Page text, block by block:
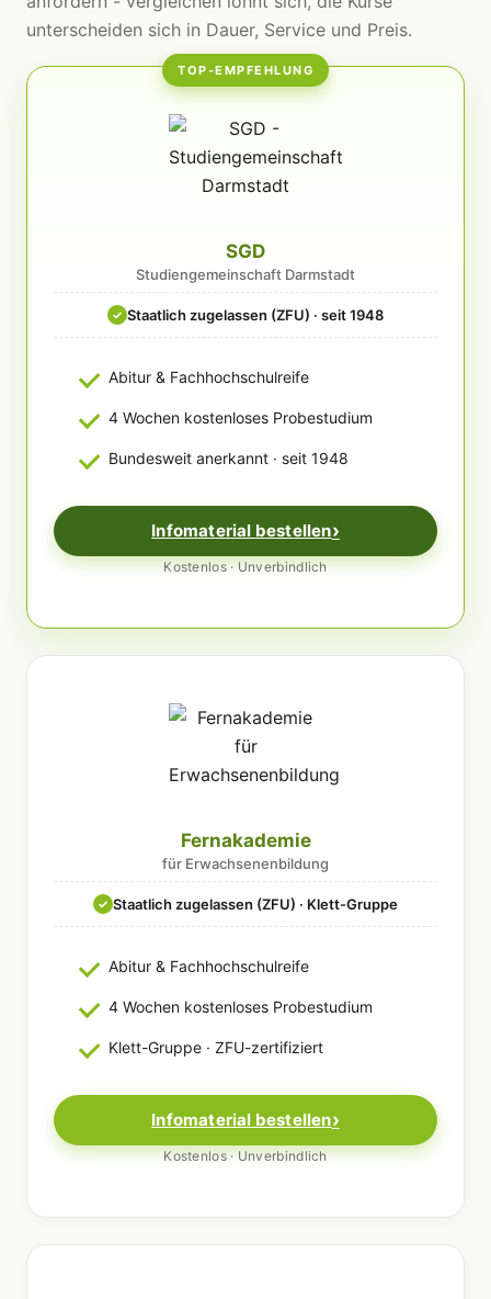
unterscheiden sich in Dauer, Service und Preis.
TOP-EMPFEHLUNG
SGD
Studiengemeinschaft Darmstadt
✓ Staatlich zugelassen (ZFU) · seit 1948
Abitur & Fachhochschulreife
4 Wochen kostenloses Probestudium
Bundesweit anerkannt · seit 1948
Infomaterial bestellen
Kostenlos · Unverbindlich
Fernakademie
für Erwachsenenbildung
✓ Staatlich zugelassen (ZFU) · Klett-Gruppe
Abitur & Fachhochschulreife
4 Wochen kostenloses Probestudium
Klett-Gruppe · ZFU-zertifiziert
Infomaterial bestellen
Kostenlos · Unverbindlich